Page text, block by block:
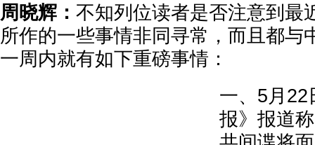
周晓辉： 不知列位读者是否注意到最
所作的一些事情非同寻常，而且都与
一周内就有如下重磅事情：
一、5月22
报》报道